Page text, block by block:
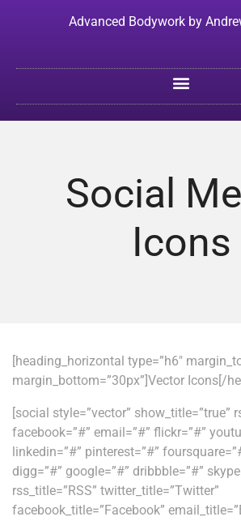
Advanced Bodywork by
Social
Icons
[heading_horizontal type=”h6″
margin_bottom=”30px”]Vector Icons[/
[social style=”vector” show_title=”true”
facebook=”#” email=”#” flickr=”#”
linkedin=”#” pinterest=”#”
digg=”#” google=”#” dribbble=”#”
rss_title=”RSS” twitter_title=”Twitter”
facebook_title=”Facebook”